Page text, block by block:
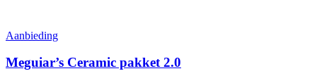
Aanbieding
Meguiar’s Ceramic pakket 2.0